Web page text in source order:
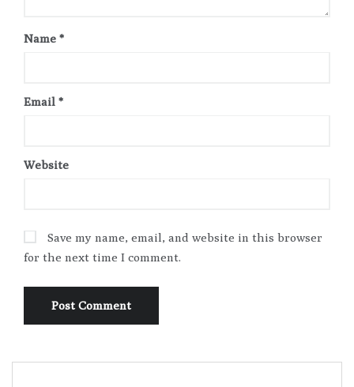
Name *
Email *
Website
Save my name, email, and website in this browser
for the next time I comment.